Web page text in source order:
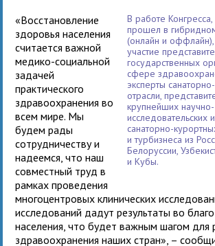
В работе
прошел в
(онлайн и оффлайн),
участие
государственных
сфере
эксперты
отрасли,
крупнейших научно-
исследовательских
санаторно-
и турбизнеса из
Белоруссии,
и Кубы.
«Восстановление
здоровья населения
считается важной
медико-социальной
задачей
практического
здравоохранения во
всем мире. Мы
будем рады
сотрудничеству и
надеемся, что наш
совместный труд в
рамках проведения
многоцентровых клинических
исследований дадут результаты во
населения, что будет важным шагом для
здравоохранения наших стран», –